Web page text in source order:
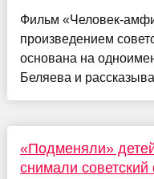
Фильм «Человек-
произведением
основана на
Беляева и
«Подменяли»
снимали